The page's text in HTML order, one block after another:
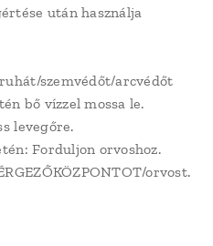
után használja
szemvédőt/arcvédőt
bő vízzel mossa le.
levegőre.
Forduljon orvoshoz.
orvost.